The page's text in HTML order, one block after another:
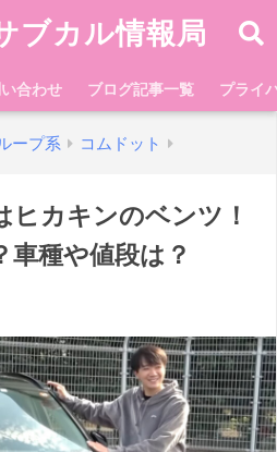
ブカル情報局
合わせ ブログ記事一覧 プライ
ープ系 コムドット
ヒカキンのベンツ！
種や値段は？